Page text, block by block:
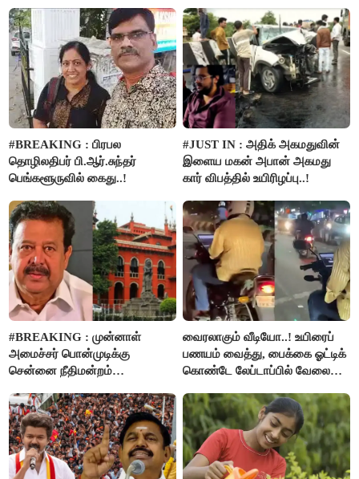
எதிர்ப்பு!
#BREAKING : பிரபல
தொழிலதிபர் பி.ஆர்.சுந்தர்
பெங்களூருவில் கைது..!
#JUST IN : அதிக் அகமதுவின்
இளைய மகன் அபான் அகமது
கார் விபத்தில் உயிரிழப்பு..!
#BREAKING : முன்னாள்
அமைச்சர் பொன்முடிக்கு
சென்னை நீதிமன்றம்
வைரலாகும் வீடியோ..! உயிரைப்
பணயம் வைத்து, பைக்கை ஓட்டிக்
கொண்டே லேப்டாப்பில் வேலை